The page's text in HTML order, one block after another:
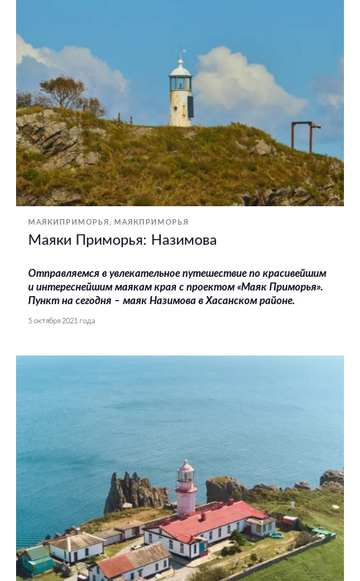
МАЯКИПРИМОРЬЯ МАЯКПРИМОРЬЯ
Маяки Приморья: Назимова
Отправляемся в увлекательное путешествие по красивейшим
и интереснейшим маякам края с проектом «Маяк Приморья».
Пункт на сегодня – маяк Назимова в Хасанском районе.
5 октября 2021 года